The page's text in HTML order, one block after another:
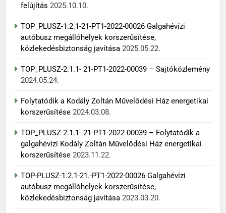
felújítás 2025.10.10.
TOP_PLUSZ-1.2.1-21-PT1-2022-00026 Galgahévízi
autóbusz megállóhelyek korszerűsítése,
közlekedésbiztonság javítása 2025.05.22.
TOP_PLUSZ-2.1.1- 21-PT1-2022-00039 – Sajtóközlemény
2024.05.24.
Folytatódik a Kodály Zoltán Művelődési Ház energetikai
korszerűsítése 2024.03.08.
TOP_PLUSZ-2.1.1- 21-PT1-2022-00039 – Folytatódik a
galgahévízi Kodály Zoltán Művelődési Ház energetikai
korszerűsítése 2023.11.22.
TOP-PLUSZ-1.2.1-21.-PT1-2022-00026 Galgahévízi
autóbusz megállóhelyek korszerűsítése,
közlekedésbiztonság javítása 2023.03.20.